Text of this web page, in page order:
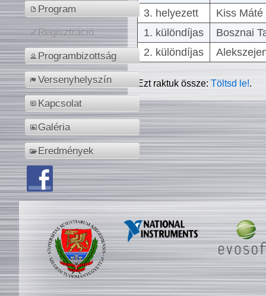
Program
Regisztráció
Programbizottság
Versenyhelyszín
Kapcsolat
Galéria
Eredmények
3. helyezett
Kiss
1. különdíjas
Bosznai
2. különdíjas
Ezt raktuk össze:Töltsd le!.